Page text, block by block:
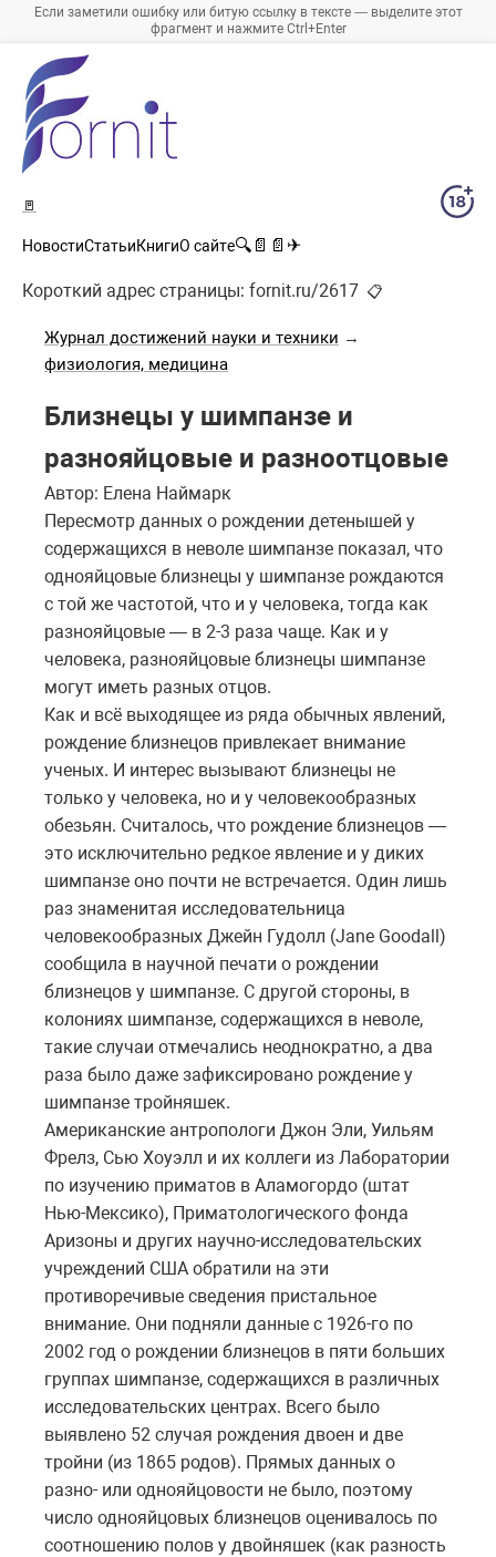
Если заметили ошибку или битую ссылку в тексте — выделите этот
фрагмент и нажмите Ctrl+Enter
🚪
НовостиСтатьиКнигиО сайте🔍 📄 📄 ✈
Короткий адрес страницы: fornit.ru/2617 📋
Журнал достижений науки и техники →
физиология, медицина
Близнецы у шимпанзе и
разнояйцовые и разноотцовые
Автор: Елена Наймарк
Пересмотр данных о рождении детенышей у
содержащихся в неволе шимпанзе показал, что
однояйцовые близнецы у шимпанзе рождаются
с той же частотой, что и у человека, тогда как
разнояйцовые — в 2-3 раза чаще. Как и у
человека, разнояйцовые близнецы шимпанзе
могут иметь разных отцов.
Как и всё выходящее из ряда обычных явлений,
рождение близнецов привлекает внимание
ученых. И интерес вызывают близнецы не
только у человека, но и у человекообразных
обезьян. Считалось, что рождение близнецов —
это исключительно редкое явление и у диких
шимпанзе оно почти не встречается. Один лишь
раз знаменитая исследовательница
человекообразных Джейн Гудолл (Jane Goodall)
сообщила в научной печати о рождении
близнецов у шимпанзе. С другой стороны, в
колониях шимпанзе, содержащихся в неволе,
такие случаи отмечались неоднократно, а два
раза было даже зафиксировано рождение у
шимпанзе тройняшек.
Американские антропологи Джон Эли, Уильям
Фрелз, Сью Хоуэлл и их коллеги из Лаборатории
по изучению приматов в Аламогордо (штат
Нью-Мексико), Приматологического фонда
Аризоны и других научно-исследовательских
учреждений США обратили на эти
противоречивые сведения пристальное
внимание. Они подняли данные с 1926-го по
2002 год о рождении близнецов в пяти больших
группах шимпанзе, содержащихся в различных
исследовательских центрах. Всего было
выявлено 52 случая рождения двоен и две
тройни (из 1865 родов). Прямых данных о
разно- или однояйцовости не было, поэтому
число однояйцовых близнецов оценивалось по
соотношению полов у двойняшек (как разность